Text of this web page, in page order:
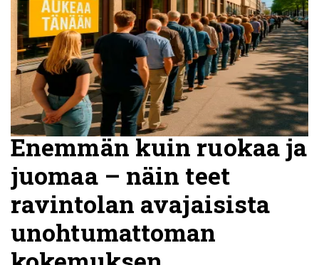
Enemmän kuin ruokaa ja
juomaa – näin teet
ravintolan avajaisista
unohtumattoman